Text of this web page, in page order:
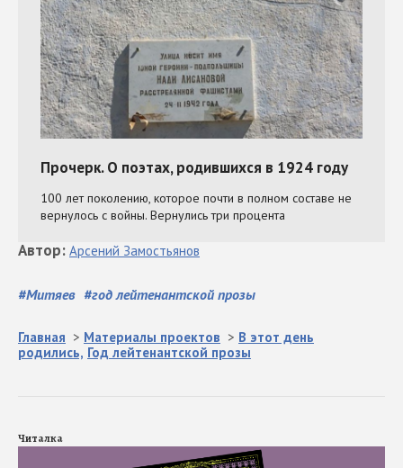
#Митяев #год лейтенантской прозы
Автор: Арсений Замостьянов
Главная > Материалы проектов > В этот день
родились, Год лейтенантской прозы
Читалка